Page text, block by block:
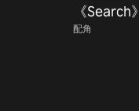
《Search》
配角